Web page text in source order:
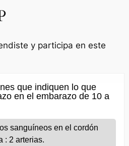
y participa en este